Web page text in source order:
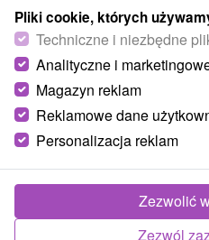
Pliki cookie, których
Techniczne i niezbędne
Analityczne i
Magazyn reklam
Reklamowe dane
Personalizacja reklam
Zezwól
Zezwolić